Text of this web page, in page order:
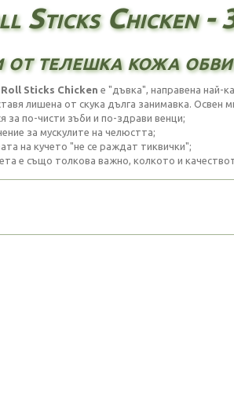
Sticks Chicken -
от телешка кожа
Roll Sticks Chicken е "дъвка", направена най-
лишена от скука дълга занимавка. Освен
за по-чисти зъби и по-здрави венци;
за мускулите на челюстта;
на кучето "не се раждат тиквички";
е също толкова важно, колкото и